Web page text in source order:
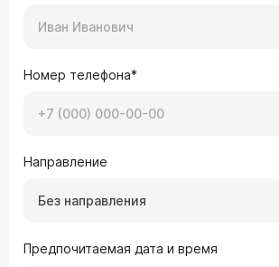
Номер телефона*
Направление
Без направления
Предпочитаемая дата и время